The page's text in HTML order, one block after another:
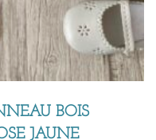
BOIS
JAUNE